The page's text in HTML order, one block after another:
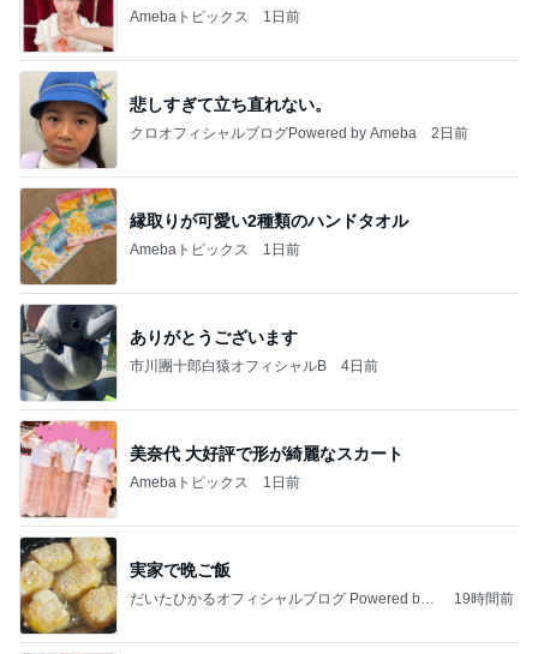
Amebaトピックス 1日前
悲しすぎて立ち直れない。
クロオフィシャルブログPowered by Ameba 2日前
縁取りが可愛い2種類のハンドタオル
Amebaトピックス 1日前
ありがとうございます
市川團十郎白猿オフィシャルB 4日前
美奈代 大好評で形が綺麗なスカート
Amebaトピックス 1日前
実家で晩ご飯
だいたひかるオフィシャルブログ Powered by
19時間前